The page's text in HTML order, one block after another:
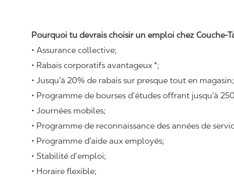
Pourquoi tu devrais choisir un emploi chez Couche-
• Assurance collective;
• Rabais corporatifs avantageux *;
• Jusqu’à 20% de rabais sur presque tout en magasin;
• Programme de bourses d’études offrant jusqu’à
• Journées mobiles;
• Programme de reconnaissance des années de
• Programme d’aide aux employés;
• Stabilité d’emploi;
• Horaire flexible;